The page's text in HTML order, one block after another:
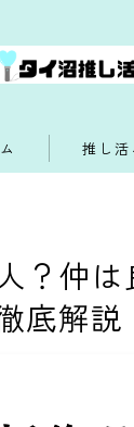
推し活
？仲
底解説